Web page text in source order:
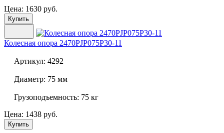
Цена: 1630 руб.
Купить
Колесная опора 2470PJP075P30-11
Артикул: 4292
Диаметр: 75 мм
Грузоподъемность: 75 кг
Цена: 1438 руб.
Купить